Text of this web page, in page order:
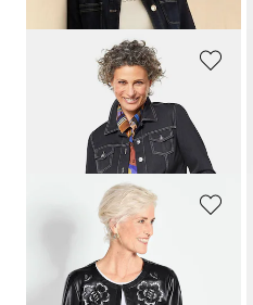
139,00 CHF 259,00 CHF
Veste aspect cuir
179,00 CHF279,00 CHF